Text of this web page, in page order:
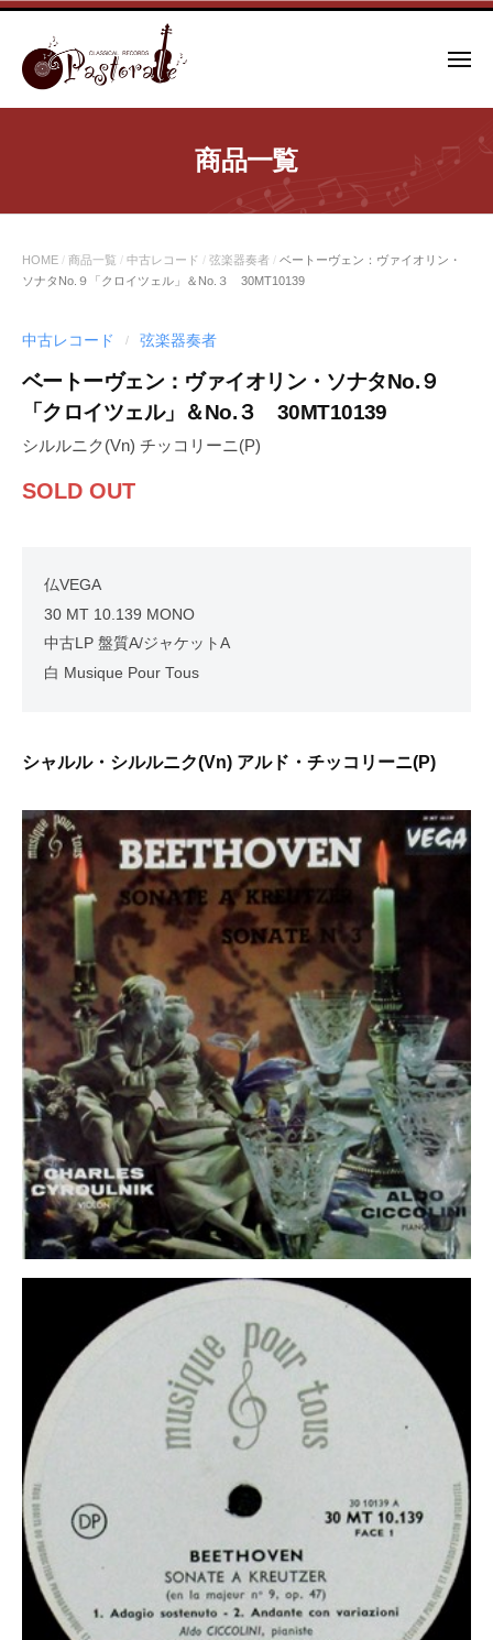
コ
メ
ー
商品一覧
HOME / 商品一覧 / 中古レコード / 弦楽器奏者 / ベートーヴェン：ヴァイオリン・
ソナタNo.９「クロイツェル」＆No.３ 30MT10139
中古レコード / 弦楽器奏者
ベートーヴェン：ヴァイオリン・ソナタNo.９
「クロイツェル」＆No.３ 30MT10139
シルルニク(Vn) チッコリーニ(P)
SOLD OUT
仏VEGA
30 MT 10.139 MONO
中古LP 盤質A/ジャケットA
白 Musique Pour Tous
シャルル・シルルニク(Vn) アルド・チッコリーニ(P)